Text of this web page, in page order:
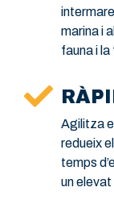
marina i
fauna i
Agilitza
redueix
temps
un